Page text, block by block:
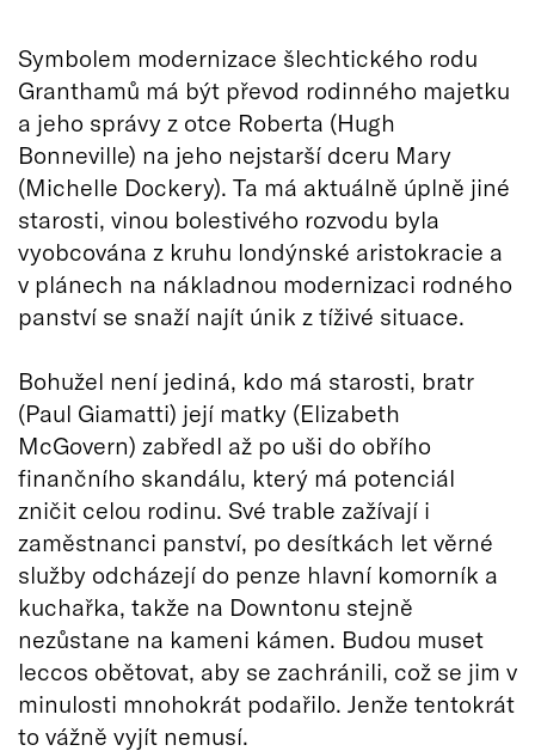
Symbolem modernizace šlechtického rodu
Granthamů má být převod rodinného majetku
a jeho správy z otce Roberta (Hugh
Bonneville) na jeho nejstarší dceru Mary
(Michelle Dockery). Ta má aktuálně úplně jiné
starosti, vinou bolestivého rozvodu byla
vyobcována z kruhu londýnské aristokracie a
v plánech na nákladnou modernizaci rodného
panství se snaží najít únik z tíživé situace.
Bohužel není jediná, kdo má starosti, bratr
(Paul Giamatti) její matky (Elizabeth
McGovern) zabředl až po uši do obřího
finančního skandálu, který má potenciál
zničit celou rodinu. Své trable zažívají i
zaměstnanci panství, po desítkách let věrné
služby odcházejí do penze hlavní komorník a
kuchařka, takže na Downtonu stejně
nezůstane na kameni kámen. Budou muset
leccos obětovat, aby se zachránili, což se jim v
minulosti mnohokrát podařilo. Jenže tentokrát
to vážně vyjít nemusí.